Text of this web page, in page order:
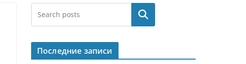
Поиск
Последние записи